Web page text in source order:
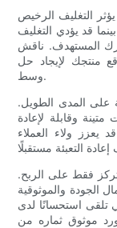
يؤثر التغليف الرخيص
قد يؤدي التغليف
المستهدف. ناقش
منتجك لإيجاد حل
وسط.
على المدى الطويل.
وقابلة لإعادة
يعزز ولاء العملاء
فقط على الربح.
الجودة والموثوقية
تلقى استحسانًا لدى
موثوق ثماره من